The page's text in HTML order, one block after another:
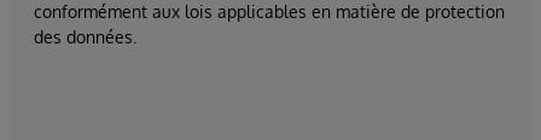
conformément aux lois applicables en matière de protection
des données.